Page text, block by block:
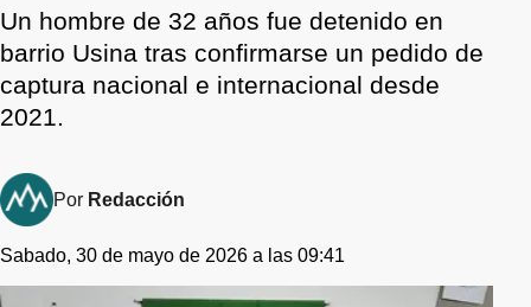
Un hombre de 32 años fue detenido en
barrio Usina tras confirmarse un pedido de
captura nacional e internacional desde
2021.
Por Redacción
Sabado, 30 de mayo de 2026 a las 09:41